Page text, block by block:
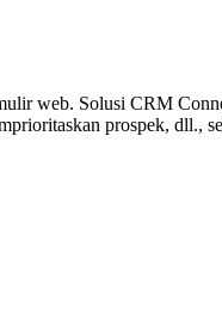
web. Solusi CRM
prospek, dll.,